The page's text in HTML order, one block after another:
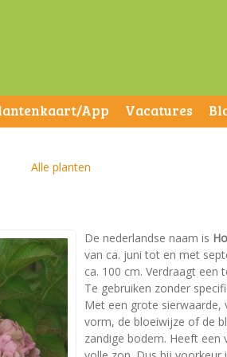
App Vacatures
Alle planten
De nederlandse naam is
van ca. juni tot en met
ca. 100 cm. Verdraagt een
Te gebruiken zonder
Met een grote sierwaarde,
vorm, de bloeiwijze of de
zandige bodem. Heeft een